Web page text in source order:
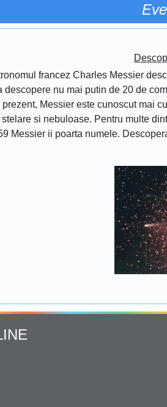
francez Charles Messier
descopere nu mai putin de 20 de
Messier este cunoscut mai
si nebuloase. Pentru multe
Messier ii poarta numele.